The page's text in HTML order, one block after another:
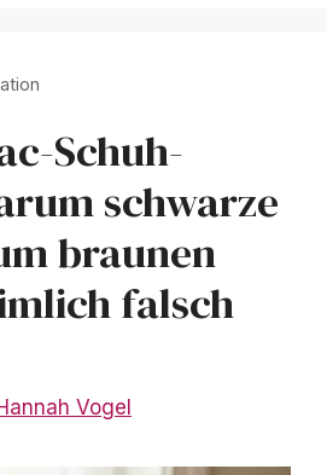
Schuh-
schwarze
braunen
falsch
Vogel